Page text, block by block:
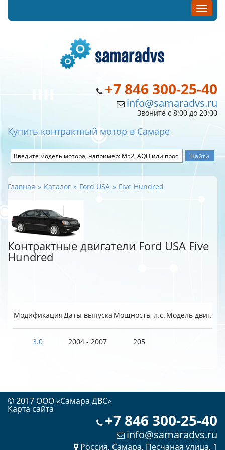
+7 846 300-25-40
info@samaradvs.ru
Звоните с 8:00 до 20:00
Купить контрактный мотор в Самаре
Главная Каталог Ford USA Five Hundred
Контрактные двигатели Ford USA Five
Hundred
МодификацияДаты выпуска Мощность, л.с. Модель двиг.
3.0 2004 - 2007 205
© 2017 OOO «Самара ДВС»
Карта сайта
+7 846 300-25-40
info@samaradvs.ru
Россия, Самара, Песчаная улица, 1